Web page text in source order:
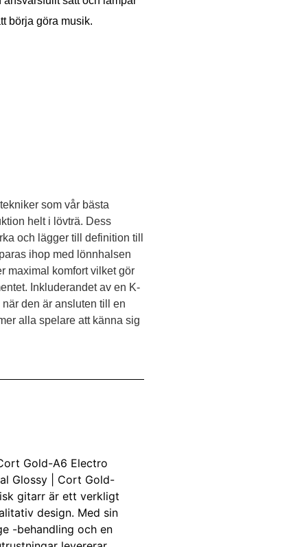
börja göra musik.
som vår bästa
helt i lövträ. Dess
och lägger till definition till
ihop med lönnhalsen
maximal komfort vilket gör
Inkluderandet av en K-
den är ansluten till en
alla spelare att känna sig